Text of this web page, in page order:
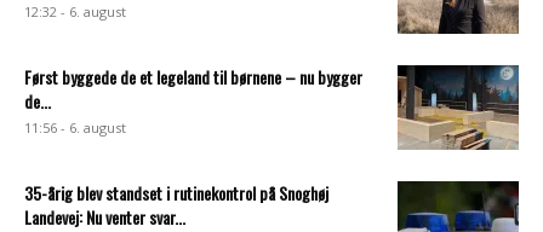
12:32 - 6. august
Først byggede de et legeland til børnene – nu bygger
de...
11:56 - 6. august
35-årig blev standset i rutinekontrol på Snoghøj
Landevej: Nu venter svar...